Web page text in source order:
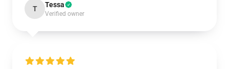
T Tessa
Verified owner